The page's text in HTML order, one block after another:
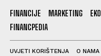
FINANCIJE MARKETING
FINANCPEDIA
UVJETI KORIŠTENJA O NAMA